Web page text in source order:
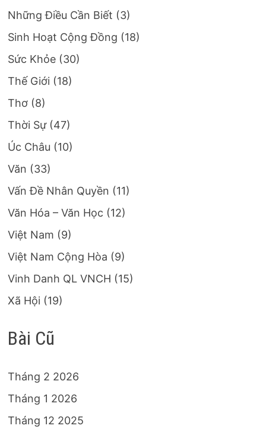
Những Điều Cần Biết (3)
Sinh Hoạt Cộng Đồng (18)
Sức Khỏe (30)
Thế Giới (18)
Thơ (8)
Thời Sự(47)
Úc Châu (10)
Văn (33)
Vấn Đề Nhân Quyền (11)
Văn Hóa – Văn Học (12)
Việt Nam (9)
Việt Nam Cộng Hòa (9)
Vinh Danh QL VNCH (15)
Xã Hội (19)
Bài Cũ
Tháng 2 2026
Tháng 1 2026
Tháng 12 2025